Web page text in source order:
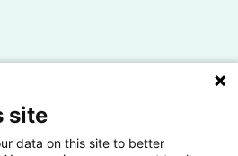
site
data on this site to better